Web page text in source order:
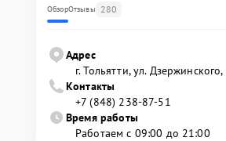
ОбзорОтзывы 280
Адрес
г. Тольятти, ул.
Контакты
+7 (848) 238-87-51
Время работы
Работаем с 09:00 до 21:00